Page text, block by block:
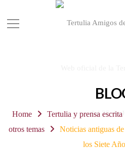
Home Tertulia y prensa escrita
otros temas
Noticias antiguas
los Siete